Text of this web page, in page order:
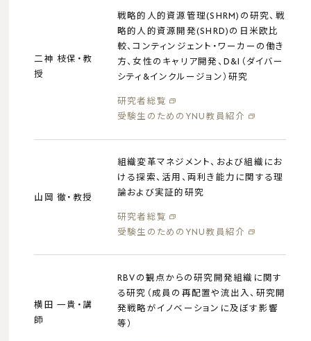
在学⽣向けポータルサイト
学内関連施設
キャリア・進路
キャリア教育
キャリア実習
アクセス情報
二神 枝保・教
授
戦略的人的資源管理(SHRM)の研究、戦
略的人的資源開発(SHRD)の日米欧比
較、コンティンジェント・ワーカーの働き
方、女性のキャリア開発、D&I（ダイバー
シティ&インクルージョン）研究
研究者総覧
受験生のためのYNU教員紹介
山岡 徹・教授
組織変革マネジメント、および組織にお
ける探索、活用、両利き能力に関する理
論および実証的研究
研究者総覧
受験生のためのYNU教員紹介
横田 一貴・講
師
RBVの観点からの研究開発組織に関す
る研究（成員の再配置や流出入、研究開
発戦略がイノベーションに及ぼす影響
等）